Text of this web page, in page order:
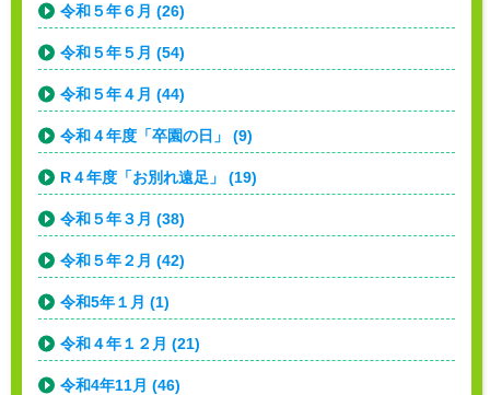
令和５年６月 (26)
令和５年５月 (54)
令和５年４月 (44)
令和４年度「卒園の日」 (9)
R４年度「お別れ遠足」 (19)
令和５年３月 (38)
令和５年２月 (42)
令和5年１月 (1)
令和４年１２月 (21)
令和4年11月 (46)